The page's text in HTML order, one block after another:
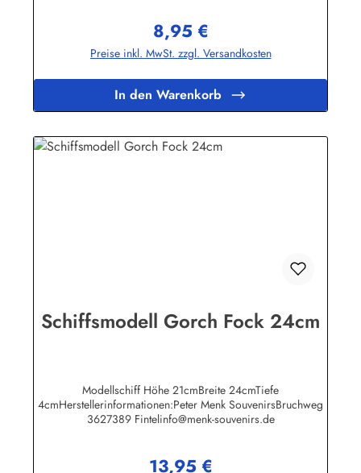
Regulärer Preis:
8,95 €
Preise inkl. MwSt. zzgl. Versandkosten
In den Warenkorb
Schiffsmodell Gorch Fock 24cm
Modellschiff Höhe 21cmBreite 24cmTiefe
4cmHerstellerinformationen:Peter Menk SouvenirsBruchweg
3627389 Fintelinfo@menk-souvenirs.de
Regulärer Preis:
13,95 €